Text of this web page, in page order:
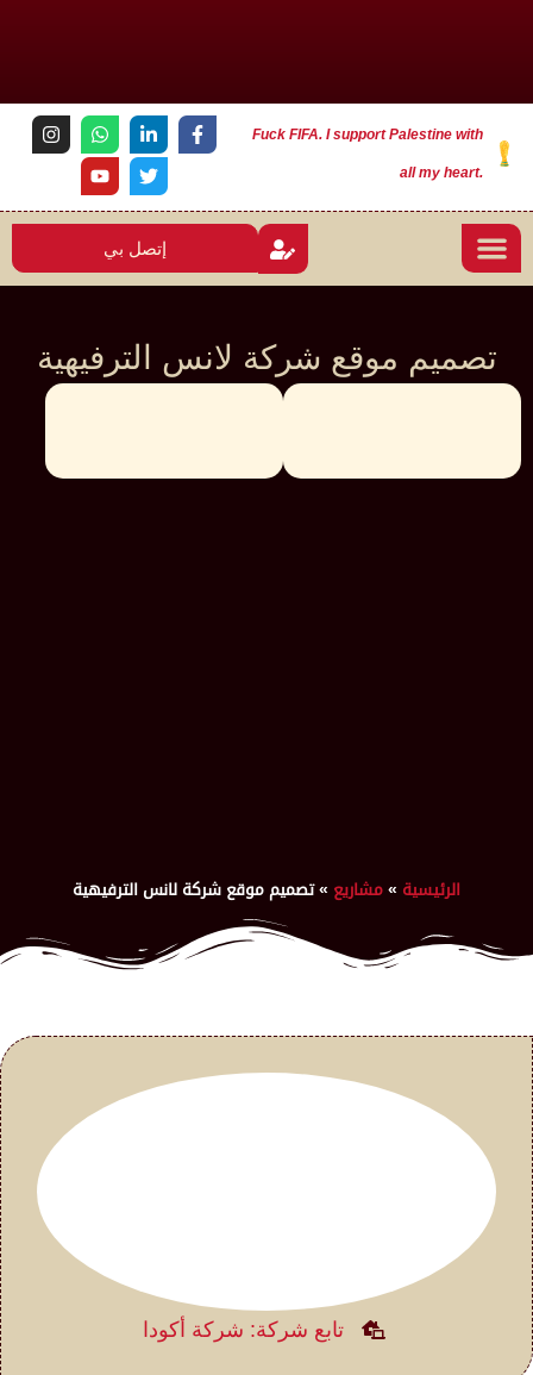
Fuck FIFA. I support Palestine with
all my heart.
إتصل بي
تصميم موقع شركة لانس الترفيهية
الرئيسية » مشاريع »تصميم موقع شركة لانس الترفيهية
تابع شركة: شركة أكودا